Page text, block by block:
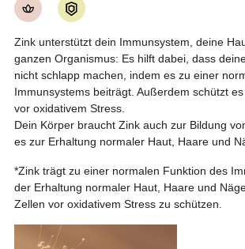
Zink unterstützt dein Immunsystem, deine
ganzen Organismus: Es hilft dabei, dass
nicht schlapp machen, indem es zu einer
Immunsystems beiträgt. Außerdem schützt
vor oxidativem Stress.
Dein Körper braucht Zink auch zur Bildung
es zur Erhaltung normaler Haut, Haare und
*Zink trägt zu einer normalen Funktion des
der Erhaltung normaler Haut, Haare und
Zellen vor oxidativem Stress zu schützen.